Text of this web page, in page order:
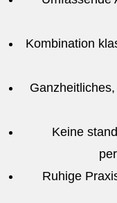
Kombination
Keine
Ruhige